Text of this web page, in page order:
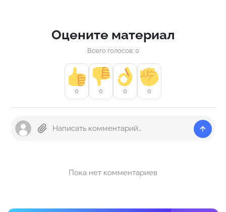
Оцените материал
Всего голосов: 0
0 0 0 0
Пока нет комментариев